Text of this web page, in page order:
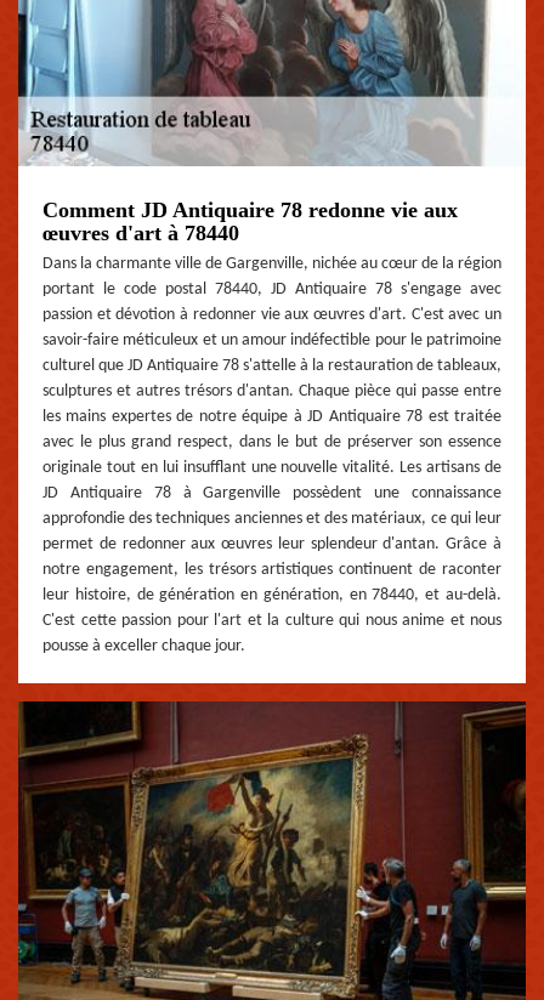
Comment JD Antiquaire 78 redonne vie aux
œuvres d'art à 78440
Dans la charmante ville de Gargenville, nichée au cœur de la région
portant le code postal 78440, JD Antiquaire 78 s'engage avec
passion et dévotion à redonner vie aux œuvres d'art. C'est avec un
savoir-faire méticuleux et un amour indéfectible pour le patrimoine
culturel que JD Antiquaire 78 s'attelle à la restauration de tableaux,
sculptures et autres trésors d'antan. Chaque pièce qui passe entre
les mains expertes de notre équipe à JD Antiquaire 78 est traitée
avec le plus grand respect, dans le but de préserver son essence
originale tout en lui insufflant une nouvelle vitalité. Les artisans de
JD Antiquaire 78 à Gargenville possèdent une connaissance
approfondie des techniques anciennes et des matériaux, ce qui leur
permet de redonner aux œuvres leur splendeur d'antan. Grâce à
notre engagement, les trésors artistiques continuent de raconter
leur histoire, de génération en génération, en 78440, et au-delà.
C'est cette passion pour l'art et la culture qui nous anime et nous
pousse à exceller chaque jour.